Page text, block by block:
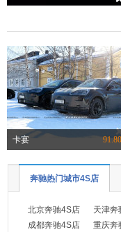
卡宴 91.80
奔驰热门城市4S店
北京奔驰4S店 天津奔
成都奔驰4S店
重庆奔